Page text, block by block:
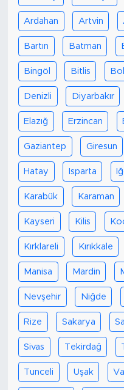
Ardahan Artvin
Bartın Batman
Bingöl Bitlis
Denizli Diyarbakır
Elazığ Erzincan
Gaziantep Giresun
Hatay Isparta
Karabük Karaman
Kayseri Kilis
Kırklareli Kırıkkale
Manisa Mardin
Nevşehir Niğde
Rize Sakarya
Sivas Tekirdağ
Tunceli Uşak